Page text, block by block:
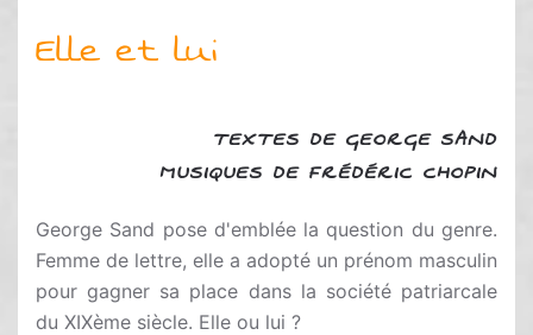
Elle et lui
TEXTES DE GEORGE SAND
MUSIQUES DE FRÉDÉRIC CHOPIN
George Sand pose d'emblée la question du genre.
Femme de lettre, elle a adopté un prénom masculin
pour gagner sa place dans la société patriarcale
du XIXème siècle. Elle ou lui ?